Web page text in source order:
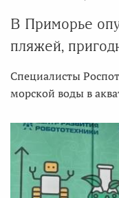
В Приморье
пляжей,
Специалисты
морской воды в